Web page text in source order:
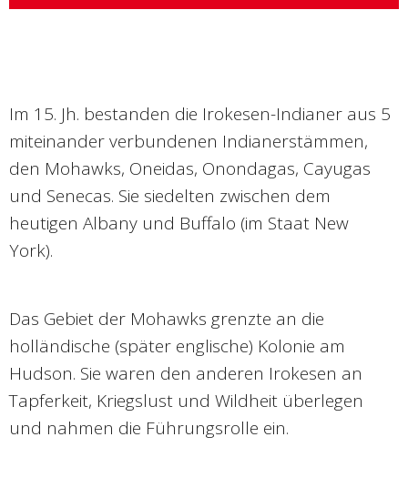
Im 15. Jh. bestanden die Irokesen-Indianer aus 5
miteinander verbundenen Indianerstämmen,
den Mohawks, Oneidas, Onondagas, Cayugas
und Senecas. Sie siedelten zwischen dem
heutigen Albany und Buffalo (im Staat New
York).
Das Gebiet der Mohawks grenzte an die
holländische (später englische) Kolonie am
Hudson. Sie waren den anderen Irokesen an
Tapferkeit, Kriegslust und Wildheit überlegen
und nahmen die Führungsrolle ein.